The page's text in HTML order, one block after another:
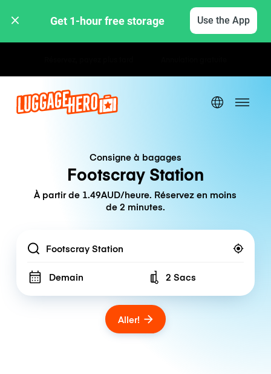
Get 1-hour free storage Use the App
Consigne à bagages
Footscray Station
À partir de 1.49AUD/heure. Réservez en moins
de 2 minutes.
Location
Demain Number of bags
2 Sacs
Aller!